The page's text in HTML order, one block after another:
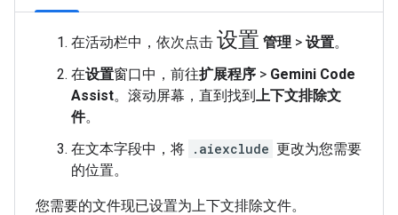
在活动栏中，依次点击 设置 管理 > 设置。
在设置窗口中，前往扩展程序 > Gemini Code
Assist。滚动屏幕，直到找到上下文排除文
件。
在文本字段中，将 .aiexclude 更改为您需要
的位置。
您需要的文件现已设置为上下文排除文件。